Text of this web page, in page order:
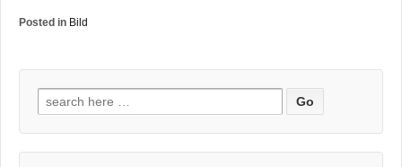
Posted in Bild
Suchen
nach: